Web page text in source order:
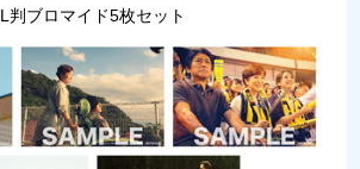
L判ブロマイド5枚セット